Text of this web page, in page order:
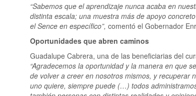
“Sabemos que el aprendizaje nunca acaba en
distinta escala; una muestra más de apoyo
el Sence en específico”, comentó el Gobernador
Oportunidades que abren caminos
Guadalupe Cabrera, una de las beneficiarias del
“Agradecemos la oportunidad y la manera en que
de volver a creer en nosotros mismos, y recuperar
uno quiere, siempre puede (…) todos